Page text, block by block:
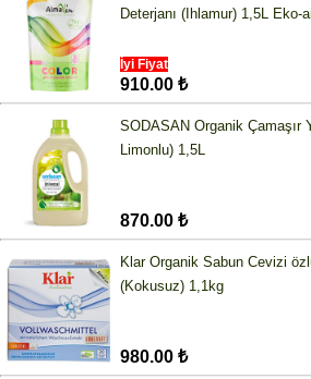
Deterjanı (Ihlamur) 1,5L Eko-
İyi Fiyat
910.00 ₺
SODASAN Organik Çamaşır
Limonlu) 1,5L
870.00 ₺
Klar Organik Sabun Cevizi
(Kokusuz) 1,1kg
980.00 ₺